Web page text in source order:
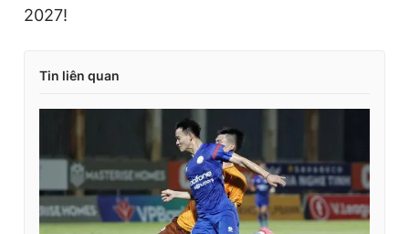
2027!
Tin liên quan